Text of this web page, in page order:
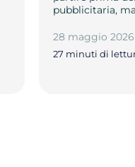
pubblicitaria,
28 maggio 2026
27 minuti di